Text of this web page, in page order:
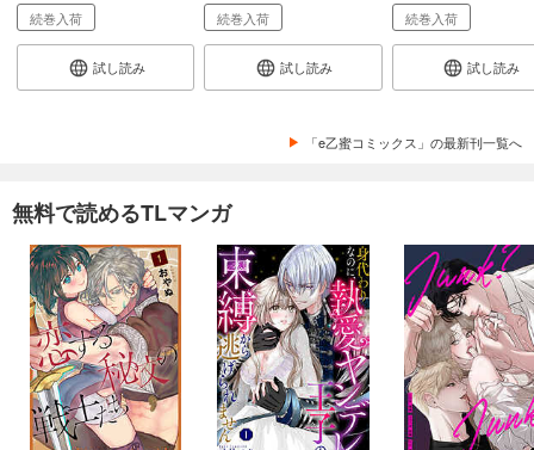
続巻入荷
試し読み
続巻入荷
試し読み
続巻入荷
試し読み
「e乙蜜コミックス」の最新刊一覧へ
無料で読めるTLマンガ